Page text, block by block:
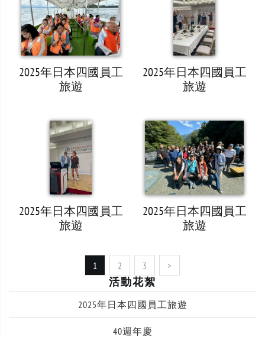
活動花絮
2025年日本四國員工旅遊
40週年慶
2025年日本四國員工
旅遊
2025年日本四國員工
旅遊
2025年日本四國員工
旅遊
2025年日本四國員工
旅遊
1 2 3 >